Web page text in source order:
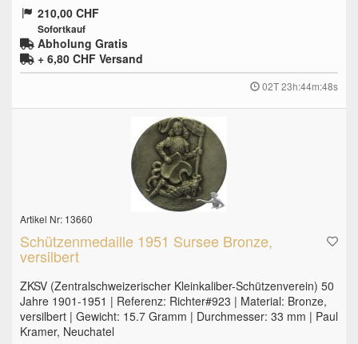
210,00 CHF
Sofortkauf
Abholung Gratis
+ 6,80 CHF Versand
02T 23h:44m:47s
Artikel Nr: 13660
Schützenmedaille 1951 Sursee Bronze,
versilbert
ZKSV (Zentralschweizerischer Kleinkaliber-Schützenverein) 50
Jahre 1901-1951 | Referenz: Richter#923 | Material: Bronze,
versilbert | Gewicht: 15.7 Gramm | Durchmesser: 33 mm | Paul
Kramer, Neuchatel